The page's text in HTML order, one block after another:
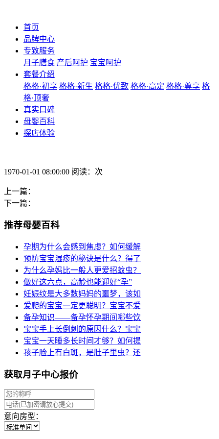
首页
品牌中心
专致服务
月子膳食 产后呵护 宝宝呵护
套餐介绍
格格·初享 格格·新生 格格·优致 格格·高定 格格·尊享 格
格·顶奢
真实口碑
母婴百科
探店体验
1970-01-01 08:00:00 阅读：次
上一篇：
下一篇：
推荐母婴百科
孕期为什么会感到焦虑？如何缓解
预防宝宝湿疹的秘诀是什么？得了
为什么孕妈比一般人更爱招蚊虫？
做好这六点，高龄也能迎好“孕”
妊娠纹是大多数妈妈的噩梦，该如
爱爬的宝宝一定更聪明？宝宝不爱
备孕知识——备孕怀孕期间哪些饮
宝宝手上长倒刺的原因什么？宝宝
宝宝一天睡多长时间才够？如何提
孩子脸上有白斑，是肚子里虫？还
获取月子中心报价
意向房型：